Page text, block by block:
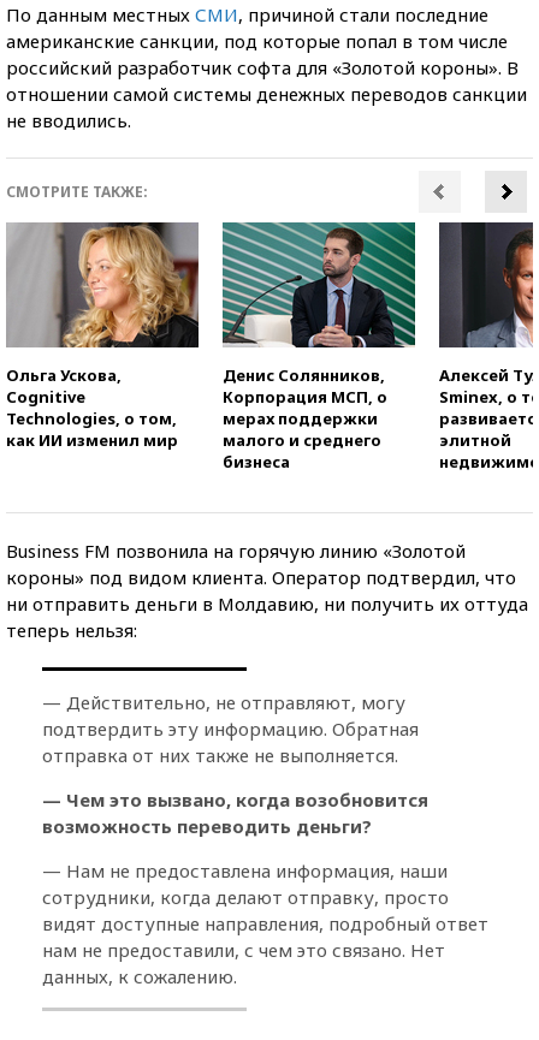
По данным местных СМИ, причиной стали последние
американские санкции, под которые попал в том числе
российский разработчик софта для «Золотой короны». В
отношении самой системы денежных переводов санкции
не вводились.
СМОТРИТЕ ТАКЖЕ:
Ольга Ускова,
Cognitive
Technologies, о том,
как ИИ изменил мир
Денис Солянников,
Корпорация МСП, о
мерах поддержки
малого и среднего
бизнеса
Алексей
Sminex, о
элитной
Business FM позвонила на горячую линию «Золотой
короны» под видом клиента. Оператор подтвердил, что
ни отправить деньги в Молдавию, ни получить их оттуда
теперь нельзя:
— Действительно, не отправляют, могу
подтвердить эту информацию. Обратная
отправка от них также не выполняется.
— Чем это вызвано, когда возобновится
возможность переводить деньги?
— Нам не предоставлена информация, наши
сотрудники, когда делают отправку, просто
видят доступные направления, подробный ответ
нам не предоставили, с чем это связано. Нет
данных, к сожалению.